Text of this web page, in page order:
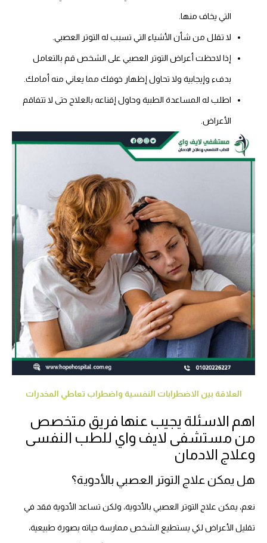
التي يخاف منها.
لا تقلل من شأن الأشياء التي تسبب له التوتر العصبي.
إذا لاحظت أعراض التوتر العصبي على الشخص قم بالتعامل
بدفء وإيجابية ولا تحاول إظهار خوفك مما يعاني منه أمامك.
اطلب له المساعدة الطبية وحاول إقناعه بالعلاج حتى لا تتفاقم
الأعراض.
العلاقة بين الاضطرابات النفسية واضطراب تعاطي المخدرات
اهم الاسئلة يجيب عنها فريق متخصص
من مستشفى لايف واي للطب النفسى
وعلاج الادمان
هل يمكن علاج التوتر العصبي بالأدوية؟
نعم، يمكن علاج التوتر العصبي بالأدوية، ولكن تساعد الأدوية فقد في
تقليل الأعراض لكي يستطيع الشخص ممارسة حياته بصورة طبيعية،